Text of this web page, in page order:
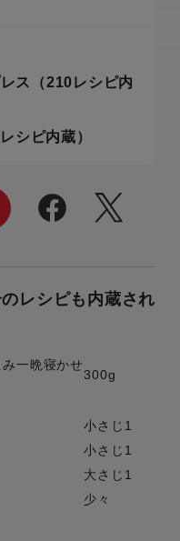
ス（210レシピ内
シピ内蔵）
レシピも内蔵され
一晩寝かせ
300g
小さじ1
小さじ1
大さじ1
少々